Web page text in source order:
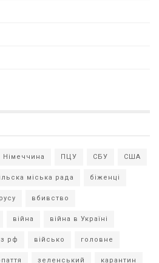
Німеччина ПЦУ СБУ США
міська рада біженці
вбивство
війна війна в Україні
з рф військо головне
зеленський карантин